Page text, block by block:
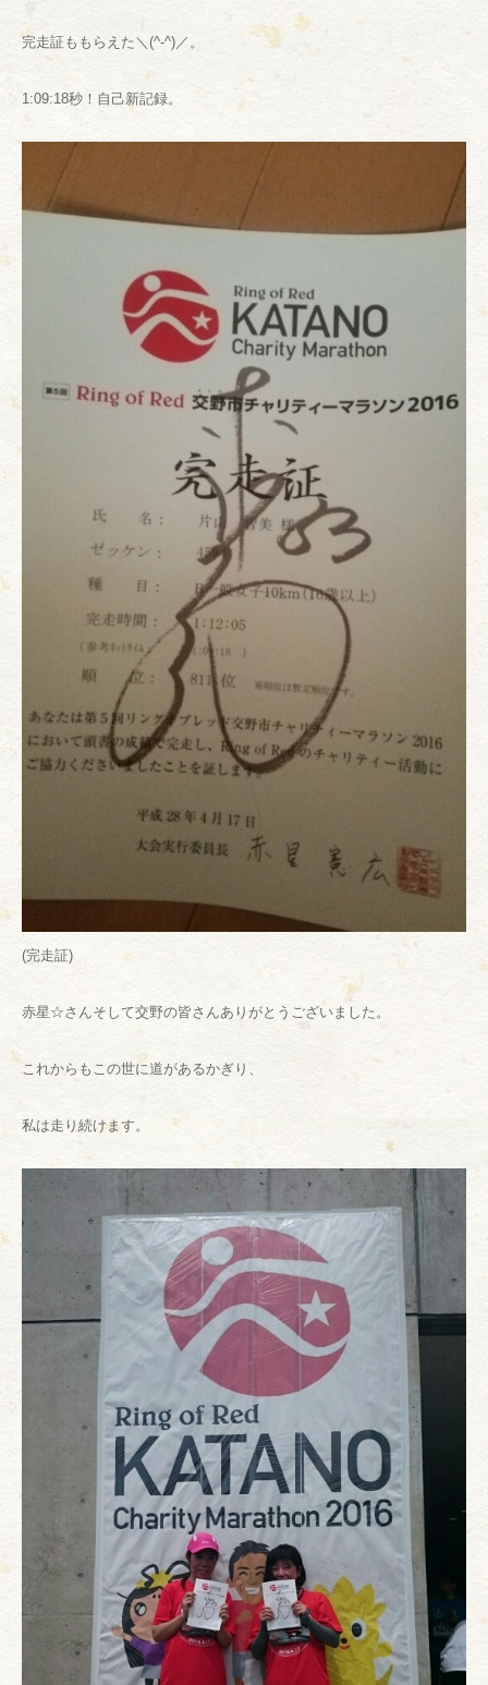
完走証ももらえた＼(^-^)／。
1:09:18秒！自己新記録。
(完走証)
赤星☆さんそして交野の皆さんありがとうございました。
これからもこの世に道があるかぎり、
私は走り続けます。